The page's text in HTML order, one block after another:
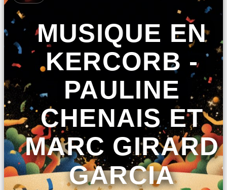
MUSIQUE EN
KERCORB -
PAULINE
CHENAIS ET
MARC GIRARD
GARCIA